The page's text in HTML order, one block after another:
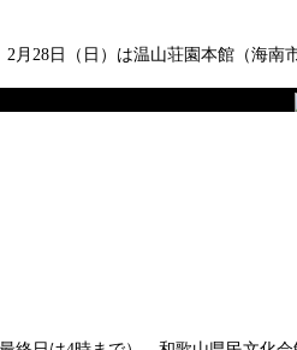
月28日（日）は温山荘園本館（海